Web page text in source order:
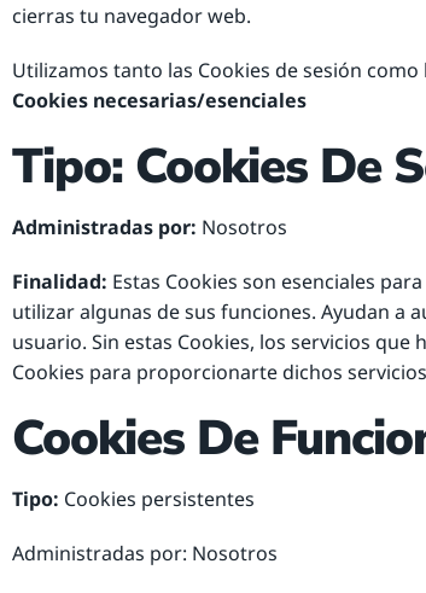
cierras tu navegador web.
Utilizamos tanto las Cookies de sesión
Cookies necesarias/esenciales
Tipo: Cookies De
Administradas por: Nosotros
Finalidad: Estas Cookies son esenciales
utilizar algunas de sus funciones. Ayudan a
usuario. Sin estas Cookies, los servicios
Cookies para proporcionarte dichos
Cookies De
Tipo: Cookies persistentes
Administradas por: Nosotros